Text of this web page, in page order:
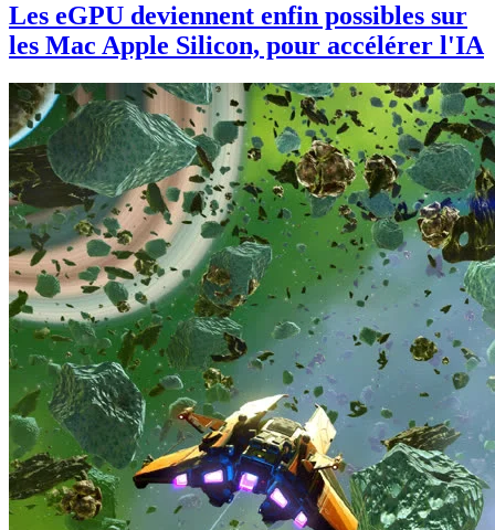
Les eGPU deviennent enfin possibles sur
les Mac Apple Silicon, pour accélérer l'IA